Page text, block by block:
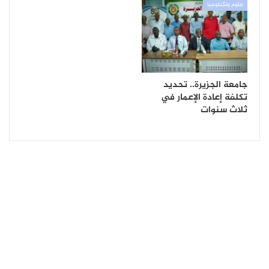
علوم وتكنلوجيا
جامعة الجزيرة.. تحديد
تكلفة إعادة الإعمار في
ثلاث سنوات